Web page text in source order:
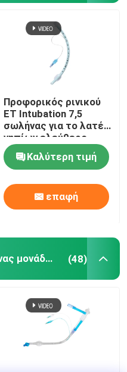
Προφορικός ρινικού
ET Intubation 7,5
σωλήνας για το λατέξ
νηπίων ελεύθερο
Καλύτερη τιμή
επαφή
Διπλός βρογχικός σωλήνας μονάδων λούμεν (48)